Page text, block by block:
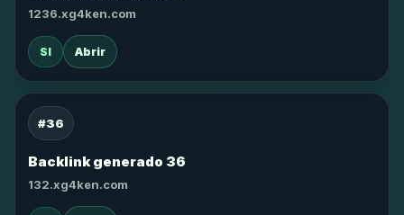
1236.xg4ken.com
SI Abrir
#36
Backlink generado 36
132.xg4ken.com